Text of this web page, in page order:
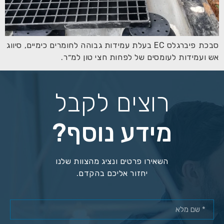
סבכת פיברגלס EC בעלת עמידות גבוהה לחומרים כימיים, סיווג
אש ועמידות לעומסים של לפחות חצי טון למ״ר.
רוצים לקבל
מידע נוסף?
השאירו פרטים ונציג מהצוות שלנו
יחזור אליכם בהקדם.